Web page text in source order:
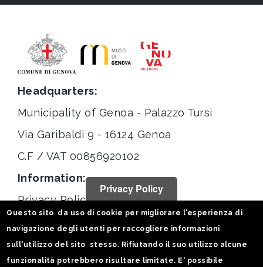
Headquarters:
Municipality of Genoa - Palazzo Tursi
Via Garibaldi 9 - 16124 Genoa
C.F / VAT 00856920102
Information:
Privacy Policy
Statistiche
Privacy Policy
Questo sito da uso di cookie per migliorare l'esperienza di
navigazione degli utenti per raccogliere informazioni
sull'utilizzo del sito stesso. Rifiutando il suo utilizzo alcune
funzionalità potrebbero risultare limitate. E' possibile